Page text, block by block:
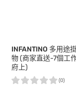
INFANTINO 多用途
物 (商家直送-7個工
府上)
(0)